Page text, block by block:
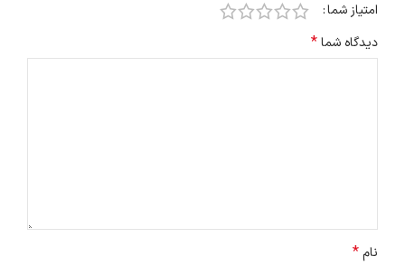
امتیاز شما
دیدگاه شما*
نام*